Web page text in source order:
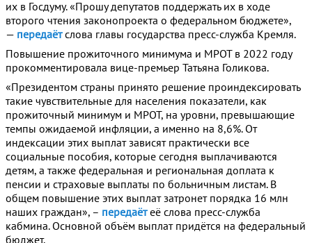
их в Госдуму. «Прошу депутатов поддержать их в ходе
второго чтения законопроекта о федеральном бюджете»,
— передаётслова главы государства пресс-служба Кремля.
Повышение прожиточного минимума и МРОТ в 2022 году
прокомментировала вице-премьер Татьяна Голикова.
«Президентом страны принято решение проиндексировать
такие чувствительные для населения показатели, как
прожиточный минимум и МРОТ, на уровни, превышающие
темпы ожидаемой инфляции, а именно на 8,6%. От
индексации этих выплат зависят практически все
социальные пособия, которые сегодня выплачиваются
детям, а также федеральная и региональная доплата к
пенсии и страховые выплаты по больничным листам. В
общем повышение этих выплат затронет порядка 16 млн
наших граждан», – передаётеё слова пресс-служба
кабмина. Основной объём выплат придётся на федеральный
бюджет.